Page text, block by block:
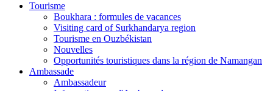
Tourisme
Boukhara : formules de vacances
Visiting card of Surkhandarya region
Tourisme en Ouzbékistan
Nouvelles
Opportunités touristiques dans la région de Namangan
Ambassade
Ambassadeur